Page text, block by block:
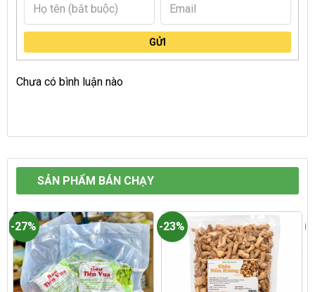
GỬI
Chưa có bình luận nào
SẢN PHẨM BÁN CHẠY
-27% -23%